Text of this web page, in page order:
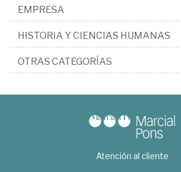
EMPRESA
HISTORIA Y CIENCIAS HUMANAS
OTRAS CATEGORÍAS
Atención al cliente